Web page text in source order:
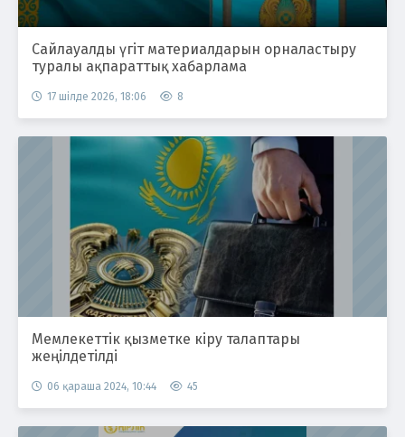
Сайлауалды үгіт материалдарын орналастыру
туралы ақпараттық хабарлама
17 шілде 2026, 18:06 8
Мемлекеттік қызметке кіру талаптары
жеңілдетілді
06 қараша 2024, 10:44 45